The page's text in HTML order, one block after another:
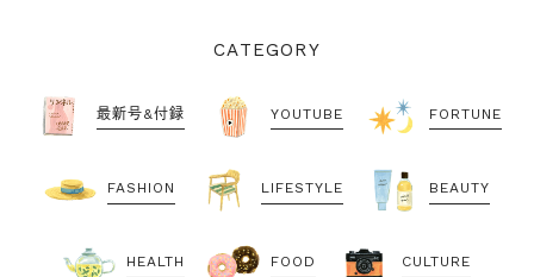
CATEGORY
最新号&付録 YOUTUBE FORTUNE
FASHION LIFESTYLE BEAUTY
HEALTH FOOD CULTURE